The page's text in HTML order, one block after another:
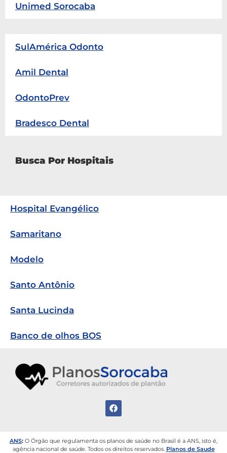
Unimed Sorocaba
SulAmérica Odonto
Amil Dental
OdontoPrev
Bradesco Dental
Busca Por Hospitais
Hospital Evangélico
Samaritano
Modelo
Santo Antônio
Santa Lucinda
Banco de olhos BOS
ANS: O Órgão que regulamenta os planos de saúde no Brasil é a ANS, isto é,
agência nacional de saúde. Todos os direitos reservados. Planos de Saude